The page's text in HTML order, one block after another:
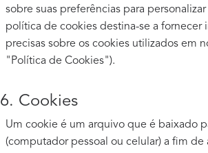
sobre suas preferências para
política de cookies destina-se a fornecer
precisas sobre os cookies utilizados em
"Política de Cookies").
6. Cookies
Um cookie é um arquivo que é baixado
(computador pessoal ou celular) a fim de